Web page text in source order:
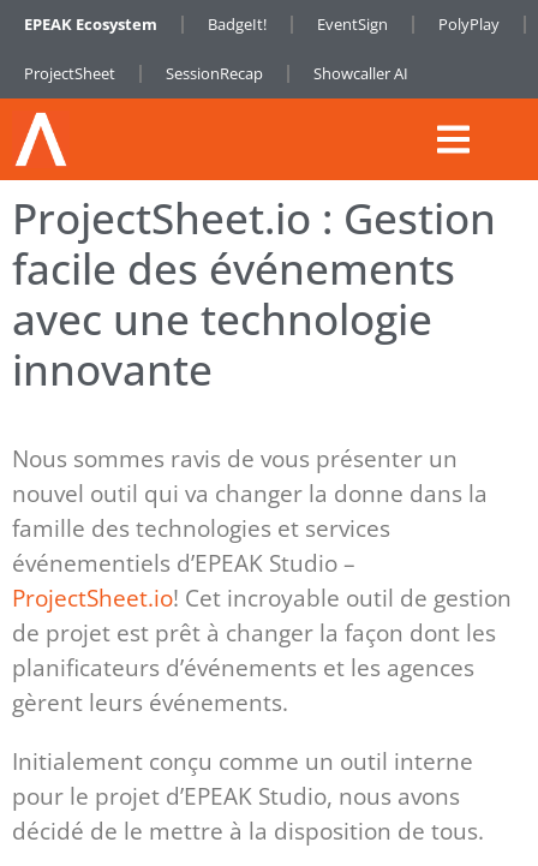
EPEAK Ecosystem BadgeIt! EventSign PolyPlay
ProjectSheet SessionRecap Showcaller AI
ProjectSheet.io : Gestion
facile des événements
avec une technologie
innovante
Nous sommes ravis de vous présenter un
nouvel outil qui va changer la donne dans la
famille des technologies et services
événementiels d’EPEAK Studio –
ProjectSheet.io! Cet incroyable outil de gestion
de projet est prêt à changer la façon dont les
planificateurs d’événements et les agences
gèrent leurs événements.
Initialement conçu comme un outil interne
pour le projet d’EPEAK Studio, nous avons
décidé de le mettre à la disposition de tous.